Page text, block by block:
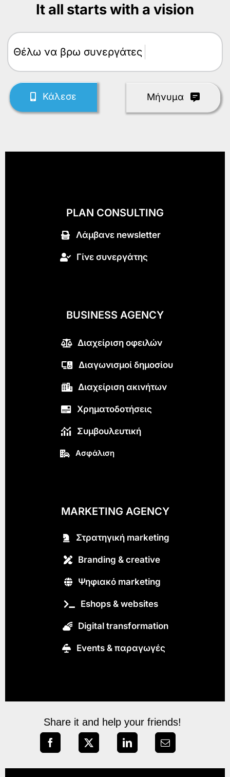
It all starts with a vision
Θέλω
Κάλεσε Mήνυμα
PLAN CONSULTING
Λάμβανε newsletter
Γίνε συνεργάτης
BUSINESS AGENCY
Διαχείριση οφειλών
Διαγωνισμοί δημοσίου
Διαχείριση ακινήτων
Χρηματοδοτήσεις
Συμβουλευτική
Ασφάλιση
MARKETING AGENCY
Στρατηγική marketing
Branding & creative
Ψηφιακό marketing
Eshops & websites
Digital transformation
Εvents & παραγωγές
Share it and help your friends!